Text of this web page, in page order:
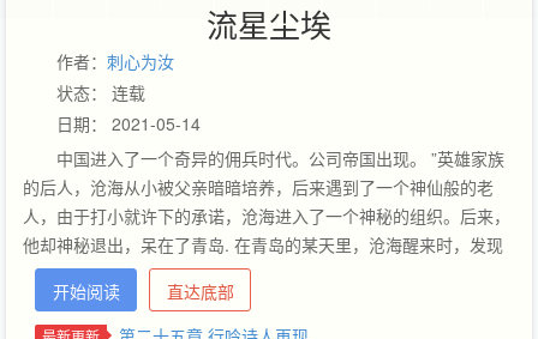
流星尘埃
作者： 刺心为汝
状态： 连载
日期： 2021-05-14
中国进入了一个奇异的佣兵时代。公司帝国出现。 ”英雄家族
的后人，沧海从小被父亲暗暗培养，后来遇到了一个神仙般的老
人，由于打小就许下的承诺，沧海进入了一个神秘的组织。后来，
他却神秘退出，呆在了青岛. 在青岛的某天里，沧海醒来时，发现
床上多了个女子。还有血迹斑斑的床单。他的世界，乱了。 然后，
接连不断的，以他为目标的事件，相继发生了。拥有流星尘埃的
他，成了众人眼里的肥羊。 一个拥有不平凡能力的男子，注定不能
开始阅读 直达底部